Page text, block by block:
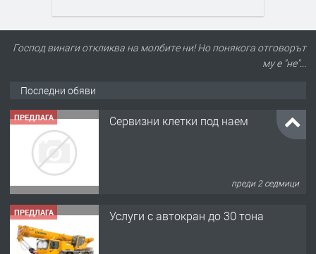
Господ винаги откликва на молбите ни! Но понякога отговорът
му е "не"...
Последни обяви
ПРЕДЛАГА Сервизни клетки под наем
преди 2 седмици
ПРЕДЛАГА Услуги с автокран до 30 тона